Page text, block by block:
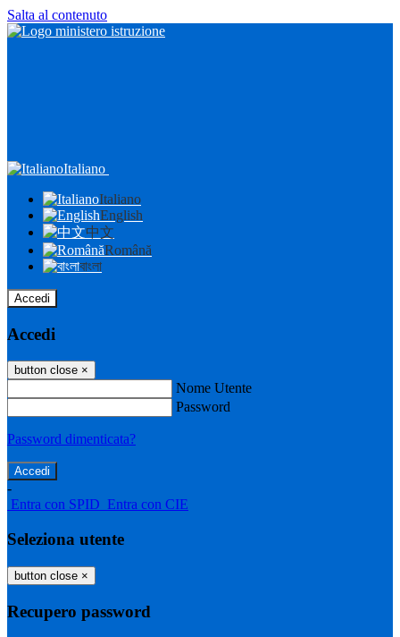
Salta al contenuto
Italiano
Italiano
English
中文
Română
বাংলা
Accedi
Accedi
button close ×
Nome Utente
Password
Password dimenticata?
-
Entra con SPID Entra con CIE
Seleziona utente
button close ×
Recupero password